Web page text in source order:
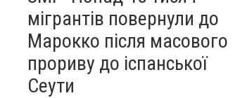
мігрантів повернули до
Марокко після масового
прориву до іспанської
Сеути